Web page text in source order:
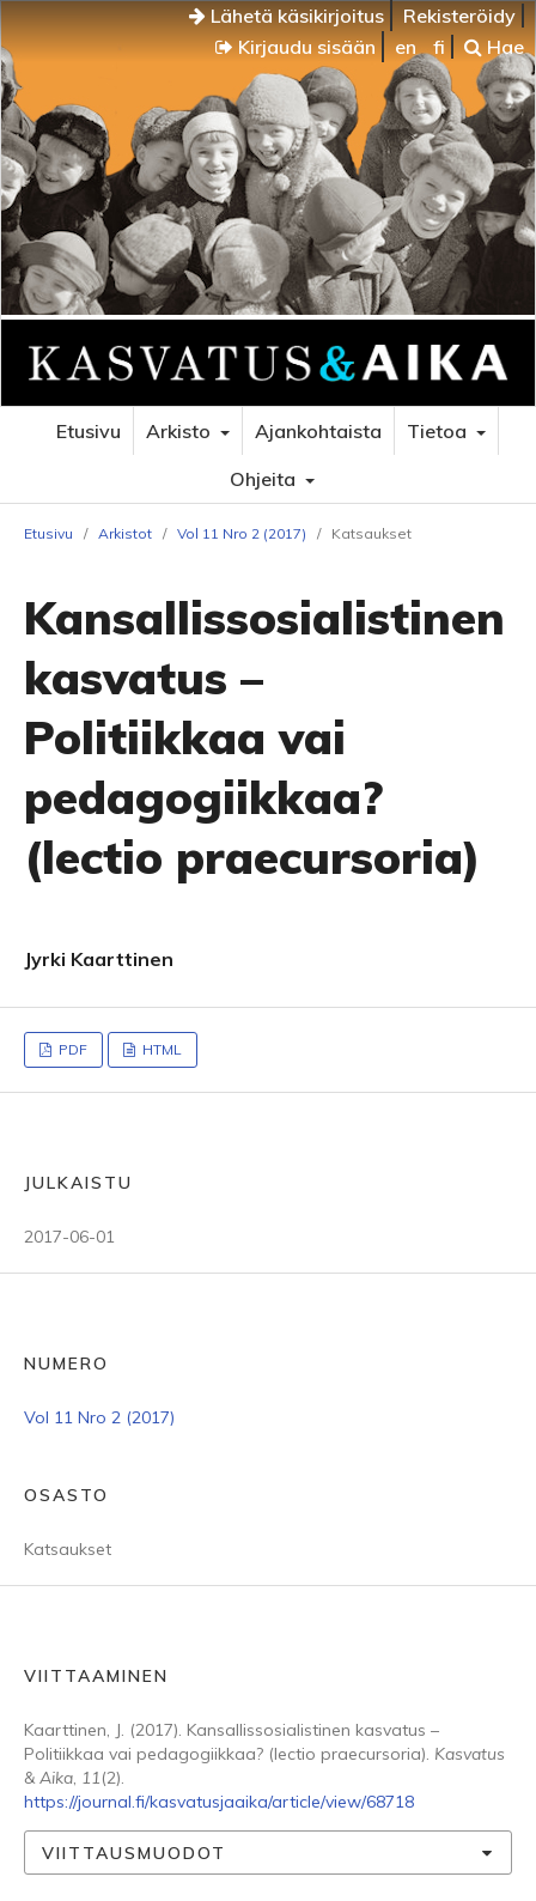
Lähetä käsikirjoitus
Rekisteröidy
Kirjaudu sisään
en fi Hae
Etusivu Arkisto Ajankohtaista
Tietoa
Ohjeita
Etusivu / Arkistot / Vol 11 Nro 2 (2017) / Katsaukset
Kansallissosialistinen
kasvatus –
Politiikkaa vai
pedagogiikkaa?
(lectio praecursoria)
Jyrki Kaarttinen
PDF HTML
JULKAISTU
2017-06-01
NUMERO
Vol 11 Nro 2 (2017)
OSASTO
Katsaukset
VIITTAAMINEN
Kaarttinen, J. (2017). Kansallissosialistinen kasvatus –
Politiikkaa vai pedagogiikkaa? (lectio praecursoria). Kasvatus
& Aika, 11(2).
https://journal.fi/kasvatusjaaika/article/view/68718
VIITTAUSMUODOT